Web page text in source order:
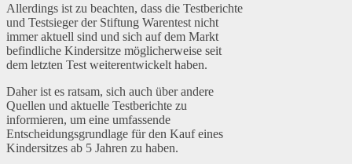
Allerdings ist zu beachten, dass die Testberichte
und Testsieger der Stiftung Warentest nicht
immer aktuell sind und sich auf dem Markt
befindliche Kindersitze möglicherweise seit
dem letzten Test weiterentwickelt haben.
Daher ist es ratsam, sich auch über andere
Quellen und aktuelle Testberichte zu
informieren, um eine umfassende
Entscheidungsgrundlage für den Kauf eines
Kindersitzes ab 5 Jahren zu haben.